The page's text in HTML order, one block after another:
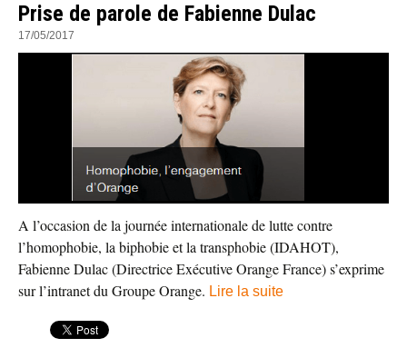
Prise de parole de Fabienne Dulac
17/05/2017
A l’occasion de la journée internationale de lutte contre
l’homophobie, la biphobie et la transphobie (IDAHOT),
Fabienne Dulac (Directrice Exécutive Orange France) s’exprime
sur l’intranet du Groupe Orange. Lire la suite